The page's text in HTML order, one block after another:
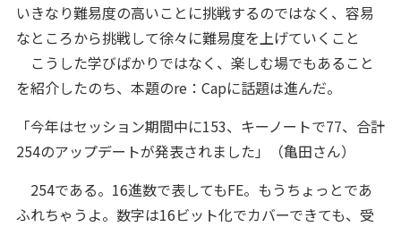
いきなり難易度の高いことに挑戦するのではなく、容易
なところから挑戦して徐々に難易度を上げていくこと
こうした学びばかりではなく、楽しむ場でもあること
を紹介したのち、本題のre：Capに話題は進んだ。
「今年はセッション期間中に153、キーノートで77、合計
254のアップデートが発表されました」（亀田さん）
254である。16進数で表してもFE。もうちょっとであ
ふれちゃうよ。数字は16ビット化でカバーできても、受